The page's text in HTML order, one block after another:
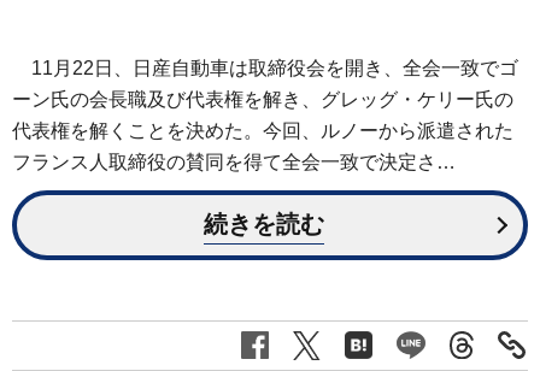
11月22日、日産自動車は取締役会を開き、全会一致でゴ
ーン氏の会長職及び代表権を解き、グレッグ・ケリー氏の
代表権を解くことを決めた。今回、ルノーから派遣された
フランス人取締役の賛同を得て全会一致で決定さ…
続きを読む